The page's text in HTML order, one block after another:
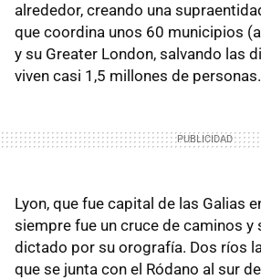
alrededor, creando una
que coordina unos 60 municipios
y su Greater London, salvando las
viven casi 1,5 millones de personas.
Lyon, que fue capital de las Galias
siempre fue un cruce de caminos y
dictado por su orografía. Dos ríos
que se junta con el Ródano al sur